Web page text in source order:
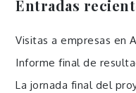
Entradas
Visitas a empresas en
Informe final de
La jornada final del